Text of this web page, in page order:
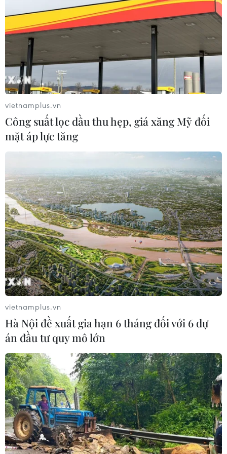
08/08/2026 12:55
Kết luận thanh tra về cơ sở nhà, đất
dôi dư sau sắp xếp tại thành phố Hải
Phòng
08/08/2026 12:53
Động lực mới cho hợp tác thương
mại Việt Nam-Australia
Sửa đổi Luật Dầu khí: Phân cấp,
phân quyền nhưng phải kiểm soát
rủi ro
08/08/2026 11:05
Giải quyết khó khăn, vướng mắc
trong lĩnh vực thuế và hải quan
Mỹ chi hơn 2 tỷ USD thúc đẩy ngành
pin và khoáng sản nội địa
08/08/2026 08:16
Thị trường chứng khoán: Sức ép từ
"vùng trũng" thông tin sau một nhịp
phục hồi
vietnamplus.vn
Công suất lọc dầu thu hẹp, giá xăng Mỹ đối
mặt áp lực tăng
vietnamplus.vn
Hà Nội đề xuất gia hạn 6 tháng đối với 6 dự
án đầu tư quy mô lớn